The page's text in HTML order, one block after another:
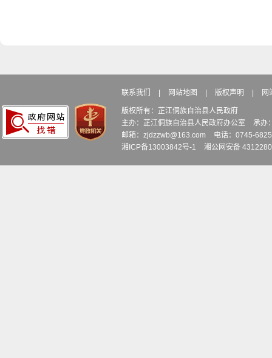
联系我们 网站地图 版权声明 网
版权所有：芷江侗族自治县人民政府
主办：芷江侗族自治县人民政府办公室
承办
邮箱：zjdzzwb@163.com
电话：0745-
湘ICP备13003842号-1
湘公网安备